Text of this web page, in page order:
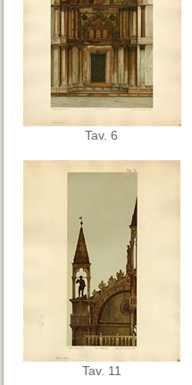
Tav. 6
Tav. 11